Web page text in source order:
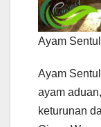
Ayam
Ayam
ayam
keturunan